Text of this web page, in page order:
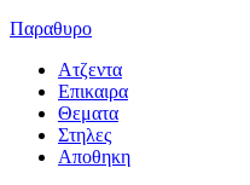
Παραθυρο
Ατζεντα
Επικαιρα
Θεματα
Στηλες
Αποθηκη